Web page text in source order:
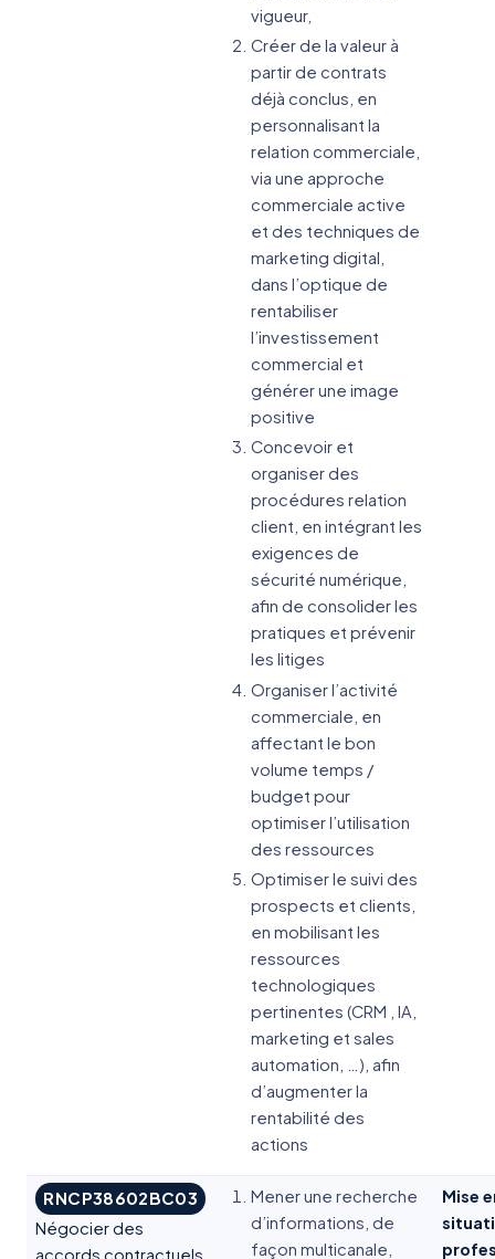
vigueur,
Créer de la valeur à
partir de contrats
déjà conclus, en
personnalisant la
relation commerciale,
via une approche
commerciale active
et des techniques de
marketing digital,
dans l’optique de
rentabiliser
l’investissement
commercial et
générer une image
positive
Concevoir et
organiser des
procédures relation
client, en intégrant les
exigences de
sécurité numérique,
afin de consolider les
pratiques et prévenir
les litiges
Organiser l’activité
commerciale, en
affectant le bon
volume temps /
budget pour
optimiser l’utilisation
des ressources
Optimiser le suivi des
prospects et clients,
en mobilisant les
ressources
technologiques
pertinentes (CRM , IA,
marketing et sales
automation, …), afin
d’augmenter la
rentabilité des
actions
RNCP38602BC03
Négocier des
accords contractuels
Mener une recherche
d’informations, de
façon multicanale,
Mise